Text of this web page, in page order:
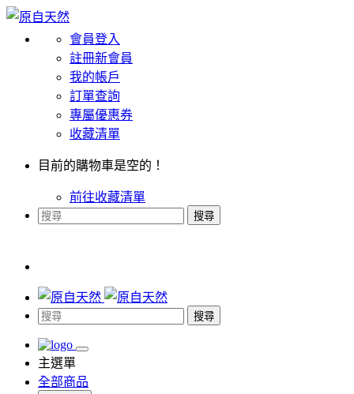
會員登入
註冊新會員
我的帳戶
訂單查詢
專屬優惠券
收藏清單
目前的購物車是空的！
前往收藏清單
搜尋
搜尋
主選單
全部商品